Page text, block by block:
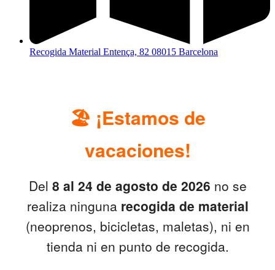
Recogida Material Entença, 82 08015 Barcelona
🏖️ ¡Estamos de
vacaciones!
Del 8 al 24 de agosto de 2026 no se
realiza ninguna recogida de material
(neoprenos, bicicletas, maletas), ni en
tienda ni en punto de recogida.